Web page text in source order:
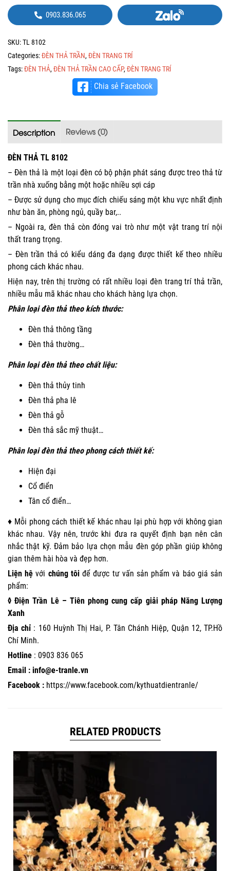
0903.836.065
SKU:TL 8102
Categories:ĐÈN THẢ TRẦN, ĐÈN TRANG TRÍ
Tags:ĐÈN THẢ, ĐÈN THẢ TRẦN CAO CẤP, ĐÈN TRANG TRÍ
Chia sẻ Facebook
Description Reviews (0)
ĐÈN THẢ TL 8102
– Đèn thả là một loại đèn có bộ phận phát sáng được treo thả từ
trần nhà xuống bằng một hoặc nhiều sợi cáp
– Được sử dụng cho mục đích chiếu sáng một khu vực nhất định
như bàn ăn, phòng ngủ, quầy bar,..
– Ngoài ra, đèn thả còn đóng vai trò như một vật trang trí nội
thất trang trọng.
– Đèn trần thả có kiểu dáng đa dạng được thiết kế theo nhiều
phong cách khác nhau.
Hiện nay, trên thị trường có rất nhiều loại đèn trang trí thả trần,
nhiều mẫu mã khác nhau cho khách hàng lựa chọn.
Phân loại đèn thả theo kích thước:
Đèn thả thông tầng
Đèn thả thường…
Phân loại đèn thả theo chất liệu:
Đèn thả thủy tinh
Đèn thả pha lê
Đèn thả gỗ
Đèn thả sắc mỹ thuật…
Phân loại đèn thả theo phong cách thiết kế:
Hiện đại
Cổ điển
Tân cổ điển…
♦ Mỗi phong cách thiết kế khác nhau lại phù hợp với không gian
khác nhau. Vậy nên, trước khi đưa ra quyết định bạn nên cân
nhắc thật kỹ. Đảm bảo lựa chọn mẫu đèn góp phần giúp không
gian thêm hài hòa và đẹp hơn.
Liện hệ với chúng tôi để được tư vấn sản phẩm và báo giá sản
phẩm:
◊ Điện Trần Lê – Tiên phong cung cấp giải pháp Năng Lượng
Xanh
Địa chỉ : 160 Huỳnh Thị Hai, P. Tân Chánh Hiệp, Quận 12, TP.Hồ
Chí Minh.
Hotline : 0903 836 065
Email : info@e-tranle.vn
Facebook : https://www.facebook.com/kythuatdientranle/
RELATED PRODUCTS